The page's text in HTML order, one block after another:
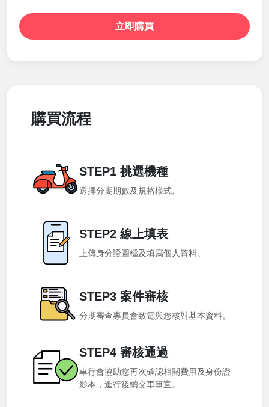
立即購買
購買流程
STEP1 挑選機種
選擇分期期數及規格樣式。
STEP2 線上填表
上傳身分證圖檔及填寫個人資料。
STEP3 案件審核
分期審查專員會致電與您核對基本資料。
STEP4 審核通過
車行會協助您再次確認相關費用及身份證
影本，進行後續交車事宜。